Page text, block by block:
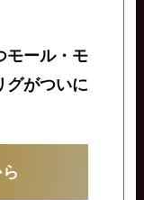
モール・モ
グがついに